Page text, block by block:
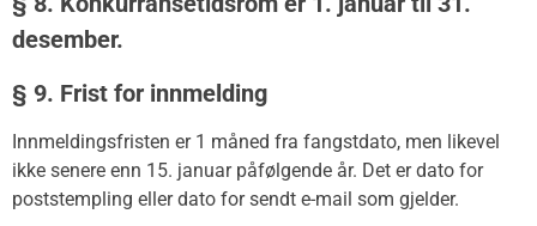
desember.
§ 9. Frist for innmelding
Innmeldingsfristen er 1 måned fra fangstdato, men likevel
ikke senere enn 15. januar påfølgende år. Det er dato for
poststempling eller dato for sendt e-mail som gjelder.